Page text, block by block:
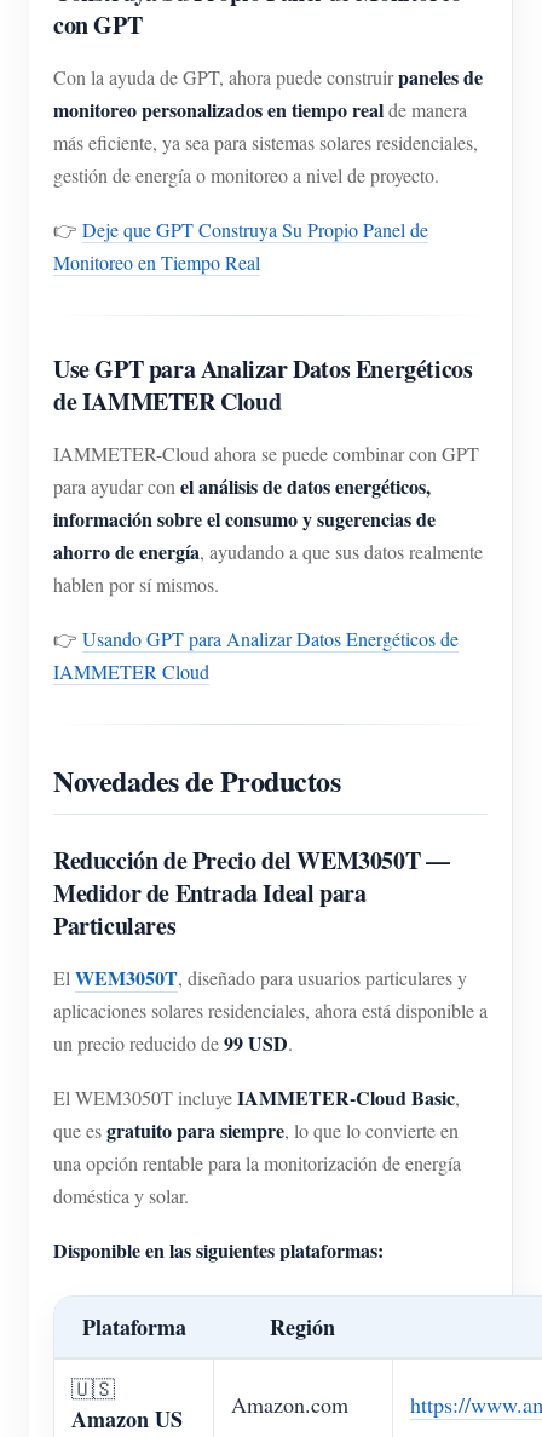
con GPT
Con la ayuda de GPT, ahora puede construirpaneles de
monitoreo personalizados en tiempo realde manera
más eficiente, ya sea para sistemas solares residenciales,
gestión de energía o monitoreo a nivel de proyecto.
👉 Deje que GPT Construya Su Propio Panel de
Monitoreo en Tiempo Real
Use GPT para Analizar Datos Energéticos
de IAMMETER Cloud
IAMMETER-Cloud ahora se puede combinar con GPT
para ayudar conel análisis de datos energéticos,
información sobre el consumo y sugerencias de
ahorro de energía, ayudando a que sus datos realmente
hablen por sí mismos.
👉 Usando GPT para Analizar Datos Energéticos de
IAMMETER Cloud
Novedades de Productos
Reducción de Precio del WEM3050T —
Medidor de Entrada Ideal para
Particulares
ElWEM3050T, diseñado para usuarios particulares y
aplicaciones solares residenciales, ahora está disponible a
un precio reducido de99 USD.
El WEM3050T incluyeIAMMETER-Cloud Basic,
que esgratuito para siempre, lo que lo convierte en
una opción rentable para la monitorización de energía
doméstica y solar.
Disponible en las siguientes plataformas:
Plataforma Región
🇺🇸
Amazon US Amazon.com https://